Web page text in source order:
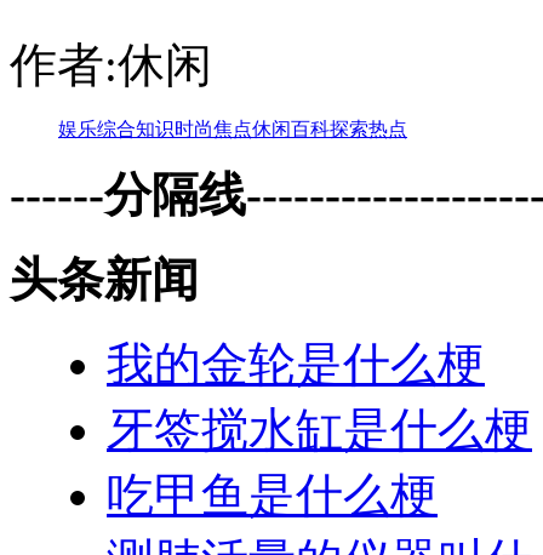
作者:休闲
娱乐综合知识时尚焦点休闲百科探索热点
------分隔线
头条新闻
我的金轮是什么梗
牙签搅水缸是什么梗
吃甲鱼是什么梗